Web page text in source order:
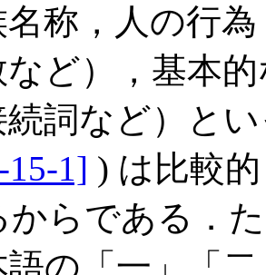
称，人の行
ど），基本
詞など）とい
15-1] ) は比較
からである．
語の「一」「